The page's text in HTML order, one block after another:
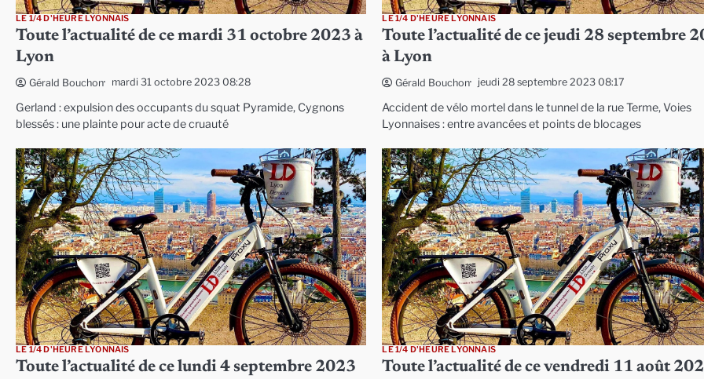
LE 1/4 D'HEURE LYONNAIS
Toute l’actualité de ce mardi 31 octobre 2023 à
Lyon
Gérald Bouchon mardi 31 octobre 2023 08:28
Gerland : expulsion des occupants du squat Pyramide, Cygnons
blessés : une plainte pour acte de cruauté
LE 1/4 D'HEURE LYONNAIS
Toute l’actualité de ce jeudi 28 septembre
à Lyon
Gérald Bouchon jeudi 28 septembre 2023 08:17
Accident de vélo mortel dans le tunnel de la rue Terme, Voies
Lyonnaises : entre avancées et points de blocages
LE 1/4 D'HEURE LYONNAIS
Toute l’actualité de ce lundi 4 septembre 2023
LE 1/4 D'HEURE LYONNAIS
Toute l’actualité de ce vendredi 11 août